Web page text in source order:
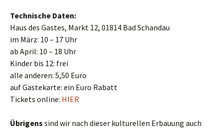
Technische Daten:
Haus des Gastes, Markt 12, 01814 Bad Schandau
im März: 10 – 17 Uhr
ab April: 10 – 18 Uhr
Kinder bis 12: frei
alle anderen: 5,50 Euro
auf Gästekarte: ein Euro Rabatt
Tickets online: HIER
Übrigens sind wir nach dieser kulturellen Erbauung auch